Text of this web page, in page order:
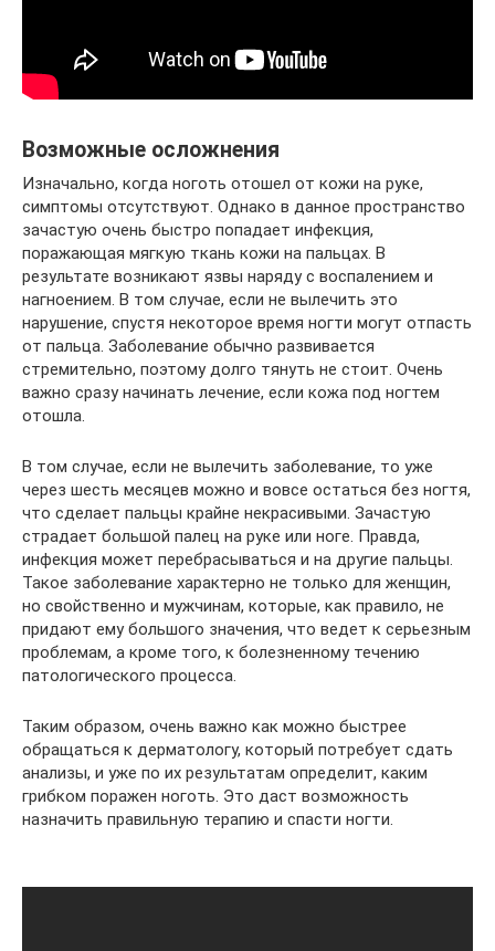
Возможные осложнения
Изначально, когда ноготь отошел от кожи на руке,
симптомы отсутствуют. Однако в данное пространство
зачастую очень быстро попадает инфекция,
поражающая мягкую ткань кожи на пальцах. В
результате возникают язвы наряду с воспалением и
нагноением. В том случае, если не вылечить это
нарушение, спустя некоторое время ногти могут отпасть
от пальца. Заболевание обычно развивается
стремительно, поэтому долго тянуть не стоит. Очень
важно сразу начинать лечение, если кожа под ногтем
отошла.
В том случае, если не вылечить заболевание, то уже
через шесть месяцев можно и вовсе остаться без ногтя,
что сделает пальцы крайне некрасивыми. Зачастую
страдает большой палец на руке или ноге. Правда,
инфекция может перебрасываться и на другие пальцы.
Такое заболевание характерно не только для женщин,
но свойственно и мужчинам, которые, как правило, не
придают ему большого значения, что ведет к серьезным
проблемам, а кроме того, к болезненному течению
патологического процесса.
Таким образом, очень важно как можно быстрее
обращаться к дерматологу, который потребует сдать
анализы, и уже по их результатам определит, каким
грибком поражен ноготь. Это даст возможность
назначить правильную терапию и спасти ногти.